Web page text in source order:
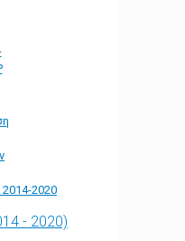
2020
- 2020)